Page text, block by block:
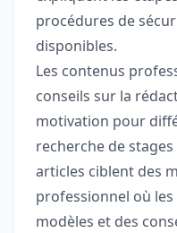
procédures de
disponibles.
Les contenus
conseils sur la
motivation pour
recherche de
articles ciblent des
professionnel où
modèles et des